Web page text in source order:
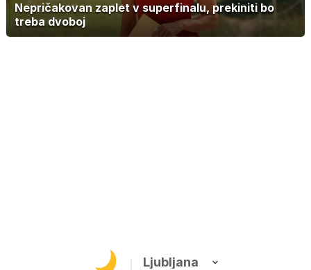
Nepričakovan zaplet v superfinalu, prekiniti bo
treba dvoboj
Ljubljana